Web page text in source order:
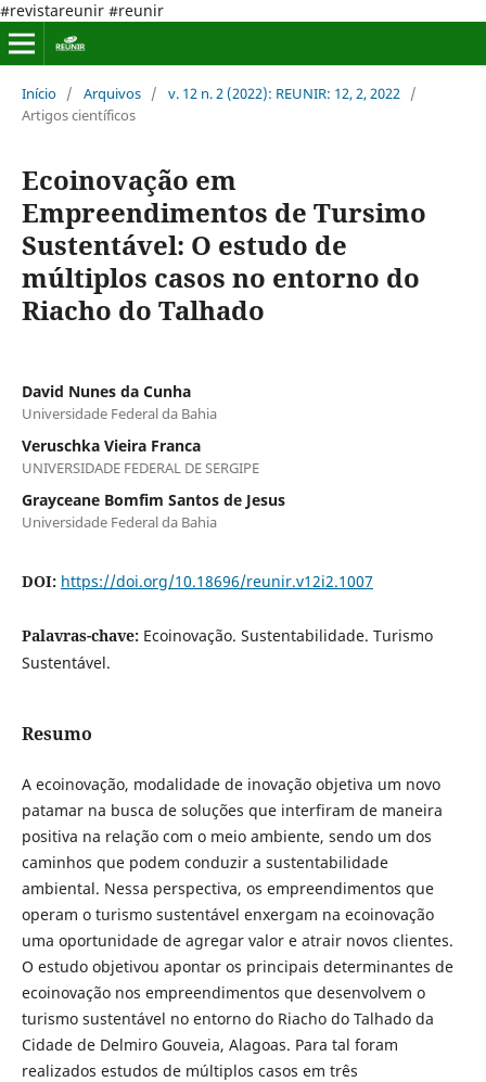
#revistareunir #reunir
Início / Arquivos / v. 12 n. 2 (2022): REUNIR: 12, 2, 2022 /
Artigos científicos
Ecoinovação em
Empreendimentos de Tursimo
Sustentável: O estudo de
múltiplos casos no entorno do
Riacho do Talhado
David Nunes da Cunha
Universidade Federal da Bahia
Veruschka Vieira Franca
UNIVERSIDADE FEDERAL DE SERGIPE
Grayceane Bomfim Santos de Jesus
Universidade Federal da Bahia
DOI: https://doi.org/10.18696/reunir.v12i2.1007
Palavras-chave: Ecoinovação. Sustentabilidade. Turismo
Sustentável.
Resumo
A ecoinovação, modalidade de inovação objetiva um novo
patamar na busca de soluções que interfiram de maneira
positiva na relação com o meio ambiente, sendo um dos
caminhos que podem conduzir a sustentabilidade
ambiental. Nessa perspectiva, os empreendimentos que
operam o turismo sustentável enxergam na ecoinovação
uma oportunidade de agregar valor e atrair novos clientes.
O estudo objetivou apontar os principais determinantes de
ecoinovação nos empreendimentos que desenvolvem o
turismo sustentável no entorno do Riacho do Talhado da
Cidade de Delmiro Gouveia, Alagoas. Para tal foram
realizados estudos de múltiplos casos em três